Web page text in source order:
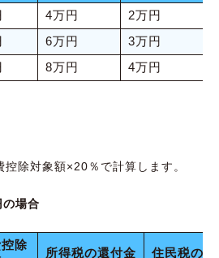
4万円
2万円
6万円
3万円
8万円 4万円
除対象額×20％で計算します。
の場合
除
所得税の還付金 住民税の減